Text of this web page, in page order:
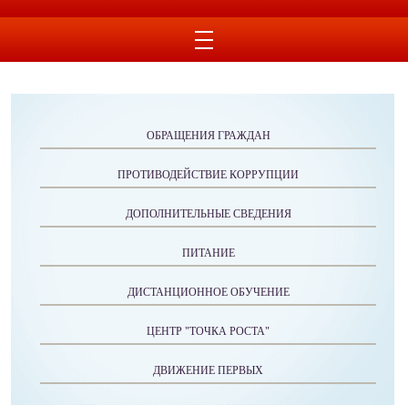
ОБРАЩЕНИЯ ГРАЖДАН
ПРОТИВОДЕЙСТВИЕ КОРРУПЦИИ
ДОПОЛНИТЕЛЬНЫЕ СВЕДЕНИЯ
ПИТАНИЕ
ДИСТАНЦИОННОЕ ОБУЧЕНИЕ
ЦЕНТР "ТОЧКА РОСТА"
ДВИЖЕНИЕ ПЕРВЫХ